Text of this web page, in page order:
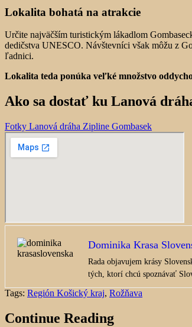
Lokalita bohatá na atrakcie
Určite najväčším turistickým lákadlom
dedičstva UNESCO. Návštevníci však môžu z
ľadnici.
Lokalita teda ponúka veľké množstvo
Ako sa dostať ku Lanová
Fotky Lanová dráha Zipline Gombasek
Dominika Krasa
Rada objavujem krásy
tých, ktorí chcú spoznávať
Tags: Región Košický kraj, Rožňava
Continue Reading